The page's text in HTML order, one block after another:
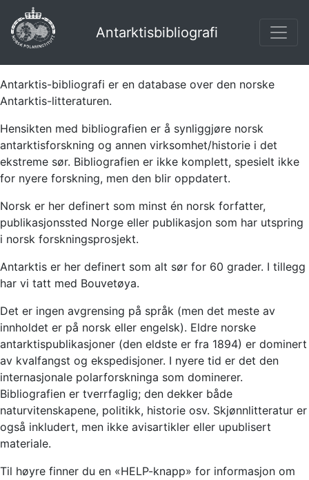
Antarktisbibliografi
Antarktis-bibliografi er en database over den norske
Antarktis-litteraturen.
Hensikten med bibliografien er å synliggjøre norsk
antarktisforskning og annen virksomhet/historie i det
ekstreme sør. Bibliografien er ikke komplett, spesielt ikke
for nyere forskning, men den blir oppdatert.
Norsk er her definert som minst én norsk forfatter,
publikasjonssted Norge eller publikasjon som har utspring
i norsk forskningsprosjekt.
Antarktis er her definert som alt sør for 60 grader. I tillegg
har vi tatt med Bouvetøya.
Det er ingen avgrensing på språk (men det meste av
innholdet er på norsk eller engelsk). Eldre norske
antarktispublikasjoner (den eldste er fra 1894) er dominert
av kvalfangst og ekspedisjoner. I nyere tid er det den
internasjonale polarforskninga som dominerer.
Bibliografien er tverrfaglig; den dekker både
naturvitenskapene, politikk, historie osv. Skjønnlitteratur er
også inkludert, men ikke avisartikler eller upublisert
materiale.
Til høyre finner du en «HELP-knapp» for informasjon om